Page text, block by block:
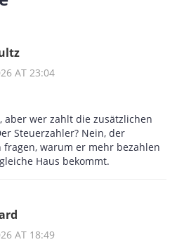
AT 23:04
aber wer zahlt die zusätzlichen
Steuerzahler? Nein, der
warum er mehr bezahlen
Haus bekommt.
AT 18:49